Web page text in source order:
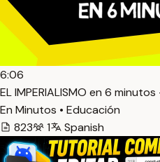
6:06
EL IMPERIALISMO en 6
En Minutos • Educación
823
1 Spanish